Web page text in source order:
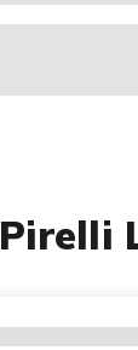
Pirelli